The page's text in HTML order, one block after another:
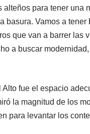
alteños para tener una
basura. Vamos a
que van a barrer las
a buscar
Alto fue el espacio
la magnitud de los
para levantar los